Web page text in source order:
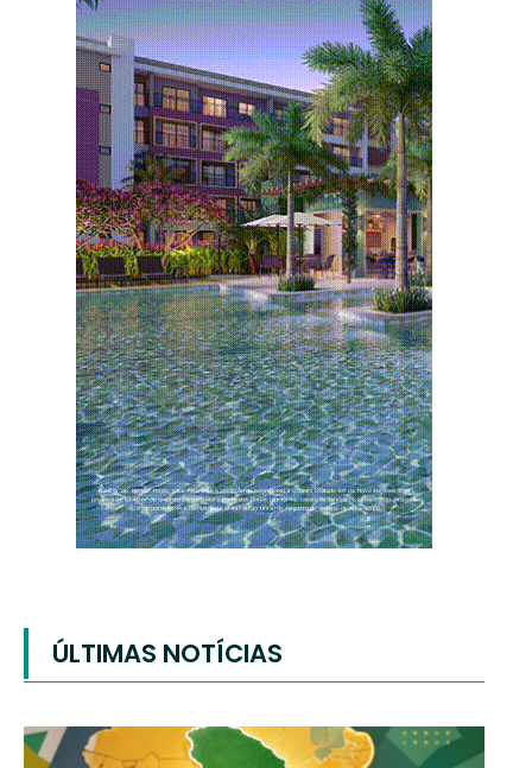
ÚLTIMAS NOTÍCIAS